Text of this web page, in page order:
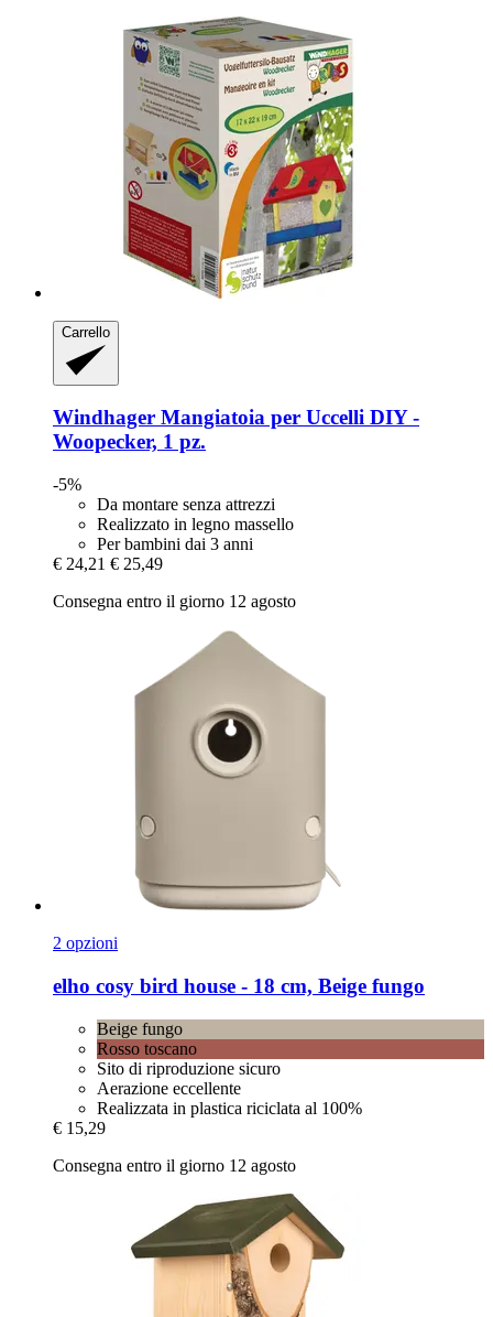
Carrello
Windhager Mangiatoia per Uccelli DIY -​
Woopecker, 1 pz.
-5%
Da montare senza attrezzi
Realizzato in legno massello
Per bambini dai 3 anni
€ 24,21 € 25,49
Consegna entro il giorno 12 agosto
2 opzioni
elho cosy bird house -​ 18 cm, Beige fungo
Beige fungo
Rosso toscano
Sito di riproduzione sicuro
Aerazione eccellente
Realizzata in plastica riciclata al 100%
€ 15,29
Consegna entro il giorno 12 agosto